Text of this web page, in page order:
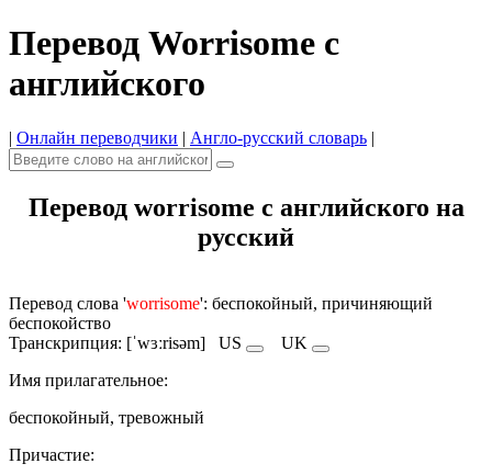
Перевод Worrisome с
английского
| Онлайн переводчики | Англо-русский словарь |
Перевод worrisome с английского на
русский
Перевод слова 'worrisome': беспокойный, причиняющий
беспокойство
Транскрипция: [ˈwɜːrisəm] US
UK
Имя прилагательное:
беспокойный, тревожный
Причастие: